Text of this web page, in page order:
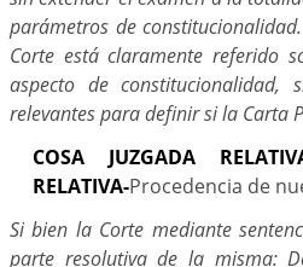
parámetros de
Corte está claramente referido
aspecto de
relevantes para definir si la Carta
COSA JUZGADA
RELATIVA-Procedencia de
Si bien la Corte mediante
parte resolutiva de la misma: